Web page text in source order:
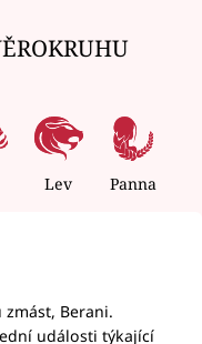
Lev Panna
Berani.
události týkající